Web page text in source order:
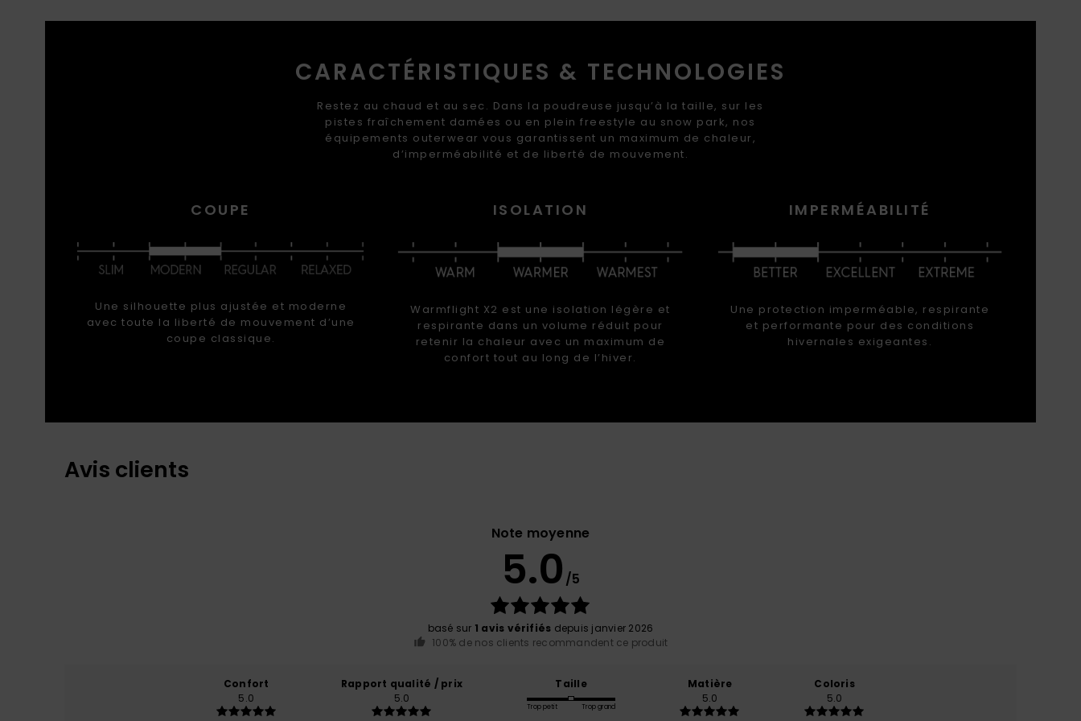
CARACTÉRISTIQUES & TECHNOLOGIES
Restez au chaud et au sec. Dans la poudreuse jusqu’à la taille, sur les
pistes fraîchement damées ou en plein freestyle au snow park, nos
équipements outerwear vous garantissent un maximum de chaleur,
d’imperméabilité et de liberté de mouvement.
COUPE
Une silhouette plus ajustée et moderne
avec toute la liberté de mouvement d’une
coupe classique.
ISOLATION
Warmflight X2 est une isolation légère et
respirante dans un volume réduit pour
retenir la chaleur avec un maximum de
confort tout au long de l’hiver.
IMPERMÉABILITÉ
Une protection imperméable, respirante
et performante pour des conditions
hivernales exigeantes.
Avis clients
Note moyenne
5.0 /5
basé sur 1 avis vérifiés depuis janvier 2026
100% de nos clients recommandent ce produit
Confort
5.0
Rapport qualité / prix
5.0
Taille
Trop petit Trop grand
Matière
5.0
Coloris
5.0